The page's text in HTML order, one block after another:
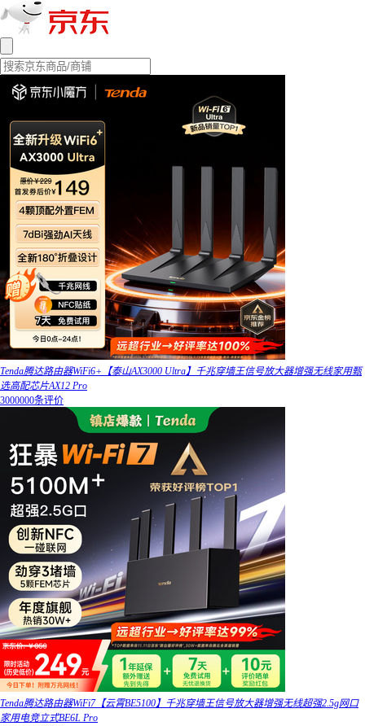
Tenda腾达路由器WiFi6+【泰山AX3000 Ultra】千兆穿墙王信号放大器增强无线家用甄
选高配芯片AX12 Pro
3000000条评价
Tenda腾达路由器WiFi7【云霄BE5100】千兆穿墙王信号放大器增强无线超强2.5g网口
家用电竞立式BE6L Pro